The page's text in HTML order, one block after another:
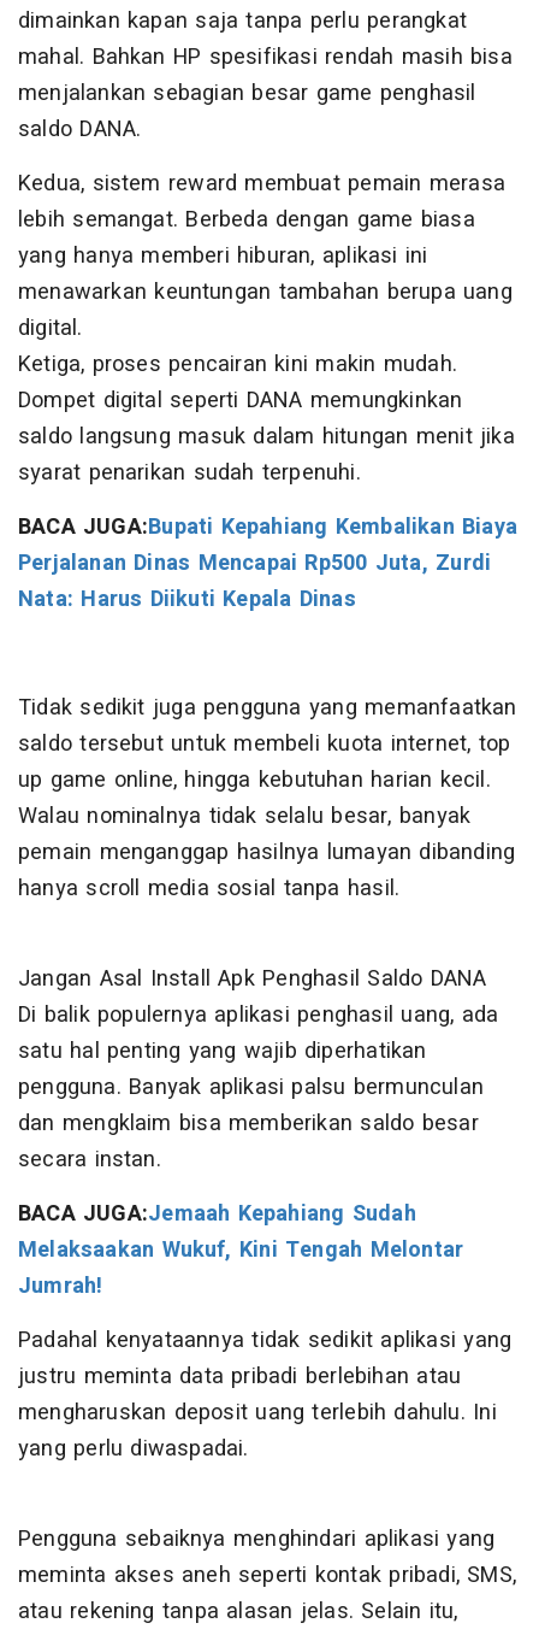
dimainkan kapan saja tanpa perlu perangkat
mahal. Bahkan HP spesifikasi rendah masih bisa
menjalankan sebagian besar game penghasil
saldo DANA.
Kedua, sistem reward membuat pemain merasa
lebih semangat. Berbeda dengan game biasa
yang hanya memberi hiburan, aplikasi ini
menawarkan keuntungan tambahan berupa uang
digital.
Ketiga, proses pencairan kini makin mudah.
Dompet digital seperti DANA memungkinkan
saldo langsung masuk dalam hitungan menit jika
syarat penarikan sudah terpenuhi.
BACA JUGA:Bupati Kepahiang Kembalikan Biaya
Perjalanan Dinas Mencapai Rp500 Juta, Zurdi
Nata: Harus Diikuti Kepala Dinas
Tidak sedikit juga pengguna yang memanfaatkan
saldo tersebut untuk membeli kuota internet, top
up game online, hingga kebutuhan harian kecil.
Walau nominalnya tidak selalu besar, banyak
pemain menganggap hasilnya lumayan dibanding
hanya scroll media sosial tanpa hasil.
Jangan Asal Install Apk Penghasil Saldo DANA
Di balik populernya aplikasi penghasil uang, ada
satu hal penting yang wajib diperhatikan
pengguna. Banyak aplikasi palsu bermunculan
dan mengklaim bisa memberikan saldo besar
secara instan.
BACA JUGA:Jemaah Kepahiang Sudah
Melaksaakan Wukuf, Kini Tengah Melontar
Jumrah!
Padahal kenyataannya tidak sedikit aplikasi yang
justru meminta data pribadi berlebihan atau
mengharuskan deposit uang terlebih dahulu. Ini
yang perlu diwaspadai.
Pengguna sebaiknya menghindari aplikasi yang
meminta akses aneh seperti kontak pribadi, SMS,
atau rekening tanpa alasan jelas. Selain itu,